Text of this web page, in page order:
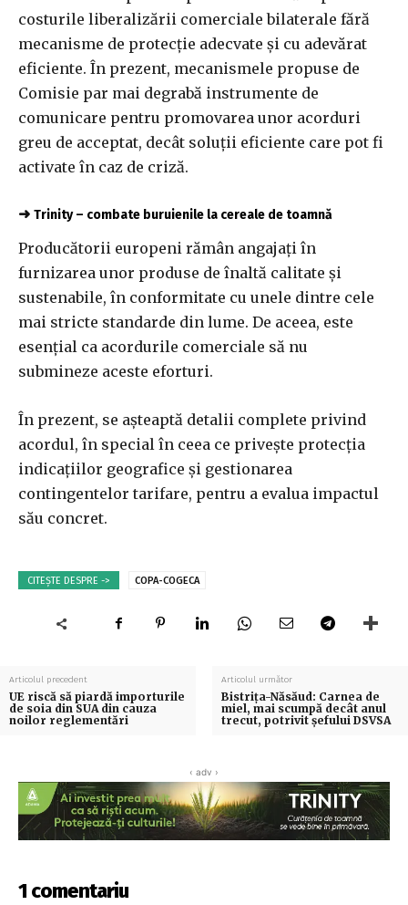
costurile liberalizării comerciale bilaterale fără
mecanisme de protecție adecvate și cu adevărat
eficiente. În prezent, mecanismele propuse de
Comisie par mai degrabă instrumente de
comunicare pentru promovarea unor acorduri
greu de acceptat, decât soluții eficiente care pot fi
activate în caz de criză.
➜ Trinity – combate buruienile la cereale de toamnă
Producătorii europeni rămân angajați în
furnizarea unor produse de înaltă calitate și
sustenabile, în conformitate cu unele dintre cele
mai stricte standarde din lume. De aceea, este
esențial ca acordurile comerciale să nu
submineze aceste eforturi.
În prezent, se așteaptă detalii complete privind
acordul, în special în ceea ce privește protecția
indicațiilor geografice și gestionarea
contingentelor tarifare, pentru a evalua impactul
său concret.
CITEȘTE DESPRE -> COPA-COGECA
Articolul precedent
UE riscă să piardă importurile
de soia din SUA din cauza
noilor reglementări
Articolul următor
Bistrița-Năsăud: Carnea de
miel, mai scumpă decât anul
trecut, potrivit șefului DSVSA
‹ adv ›
1 comentariu